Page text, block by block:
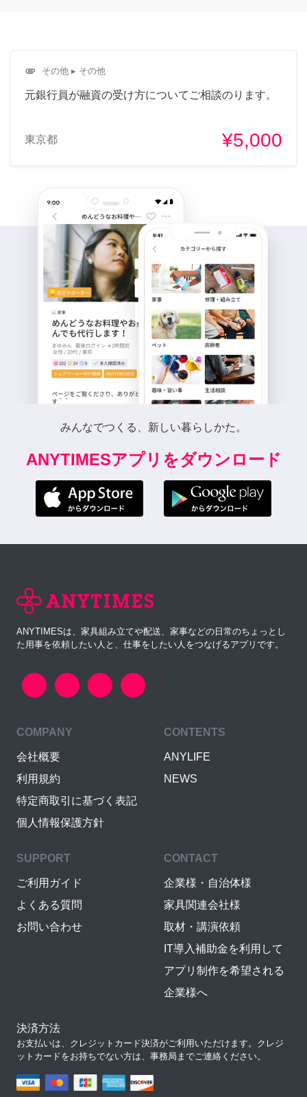
attachment その他 ▸ その他
元銀行員が融資の受け方についてご相談のります。
東京都 ¥5,000
みんなでつくる、新しい暮らしかた。
ANYTIMESアプリをダウンロード
ANYTIMESは、家具組み立てや配送、家事などの日常のちょっとし
た用事を依頼したい人と、仕事をしたい人をつなげるアプリです。
COMPANY
会社概要
利用規約
特定商取引に基づく表記
個人情報保護方針
CONTENTS
ANYLIFE
NEWS
SUPPORT
ご利用ガイド
よくある質問
お問い合わせ
CONTACT
企業様・自治体様
家具関連会社様
取材・講演依頼
IT導入補助金を利用して
アプリ制作を希望される
企業様へ
決済方法
お支払いは、クレジットカード決済がご利用いただけます。クレジ
ットカードをお持ちでない方は、事務局までご連絡ください。